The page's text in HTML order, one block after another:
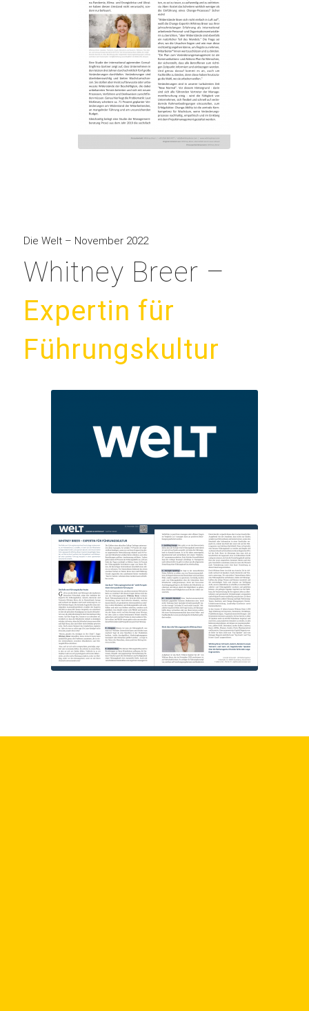
Die Welt – November 2022
Whitney Breer –
Expertin für
Führungskultur